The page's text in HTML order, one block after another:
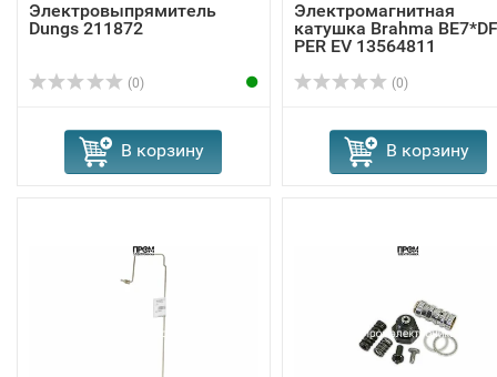
Электровыпрямитель
Dungs 211872
(0)
В корзину
Электромагнитная
катушка Brahma
PER EV 13564811
(0)
В корзину